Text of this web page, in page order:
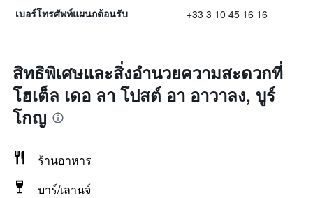
เบอร์โทรศัพท์แผนกต้อนรับ +33 3 10 45 16 16
สิทธิพิเศษและสิ่งอำนวยความสะดวกที่
โฮเต็ล เดอ ลา โปสต์ อา อาวาลง, บูร์
โกญ
ร้านอาหาร
บาร์/เลานจ์